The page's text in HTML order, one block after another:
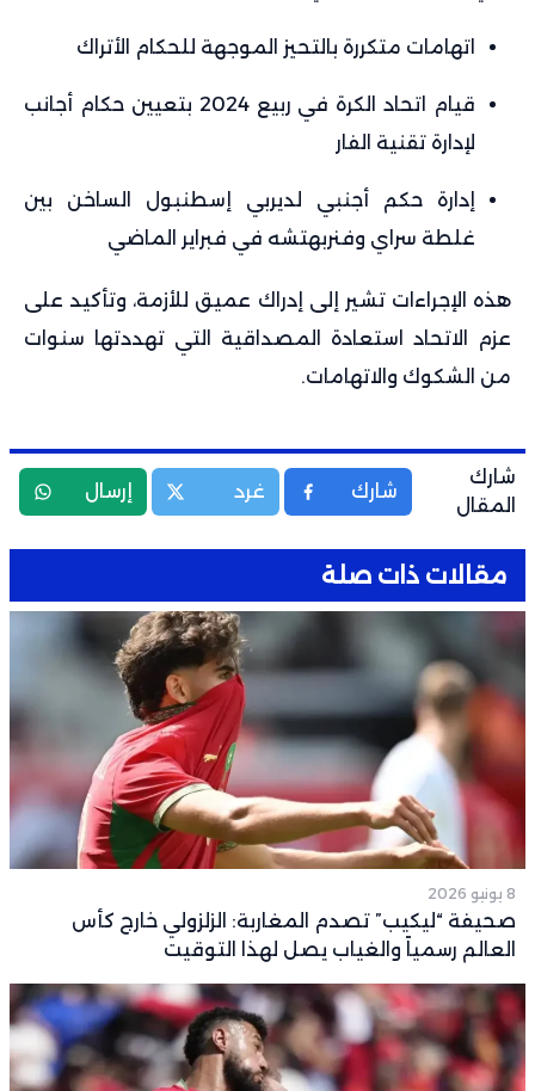
اتهامات متكررة بالتحيز الموجهة للحكام الأتراك
قيام اتحاد الكرة في ربيع 2024 بتعيين حكام أجانب
لإدارة تقنية الفار
إدارة حكم أجنبي لديربي إسطنبول الساخن بين
غلطة سراي وفنربهتشه في فبراير الماضي
هذه الإجراءات تشير إلى إدراك عميق للأزمة، وتأكيد على
عزم الاتحاد استعادة المصداقية التي تهددتها سنوات
من الشكوك والاتهامات.
شارك
المقال
شارك غرد إرسال
مقالات ذات صلة
8 يونيو 2026
صحيفة “ليكيب” تصدم المغاربة: الزلزولي خارج كأس
العالم رسمياً والغياب يصل لهذا التوقيت